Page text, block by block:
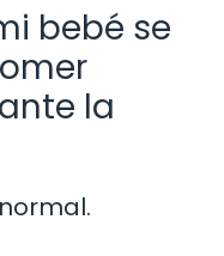
bebé se
la